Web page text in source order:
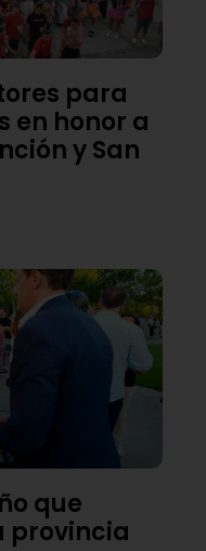
para
en honor a
y San
que
provincia